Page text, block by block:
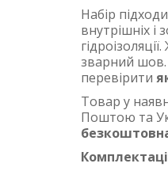
Набір
внутрішніх і
зварний шов.
перевірити
Товар у
Поштою та